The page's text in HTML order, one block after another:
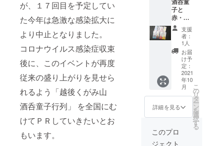
が、１７回目を予定してい
た今年は急激な感染拡大に
より中止となりました。
コロナウイルス感染症収束
後に、このイベントが再度
従来の盛り上がりを見せら
れるよう「越後くがみ山
酒呑童子行列」 を全国にむ
けてＰＲしていきたいとお
もいます。
子と
赤・
青・黄
３鬼王
カラー
の水引
お守り
を各鬼
１個の
計４個
セット
でお送
りしま
す。 そ
れぞれ
の鬼が
みなさ
支援
者：
1人
お届
け予
定：
2021
年10
月
詳細を見る
こ
の
リ
タ
ー
ン
を
選
択
す
る
このプロ
ジェクト